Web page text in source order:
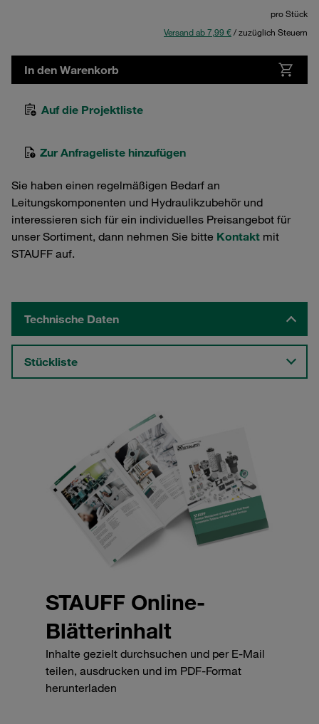
pro Stück
Versand ab 7,99 €/ zuzüglich Steuern
In den Warenkorb
Auf die Projektliste
Zur Anfrageliste hinzufügen
Sie haben einen regelmäßigen Bedarf an
Leitungskomponenten und Hydraulikzubehör und
interessieren sich für ein individuelles Preisangebot für
unser Sortiment, dann nehmen Sie bitte Kontakt mit
STAUFF auf.
Technische Daten
Stückliste
STAUFF Online-
Blätterinhalt
Inhalte gezielt durchsuchen und per E-Mail
teilen, ausdrucken und im PDF-Format
herunterladen